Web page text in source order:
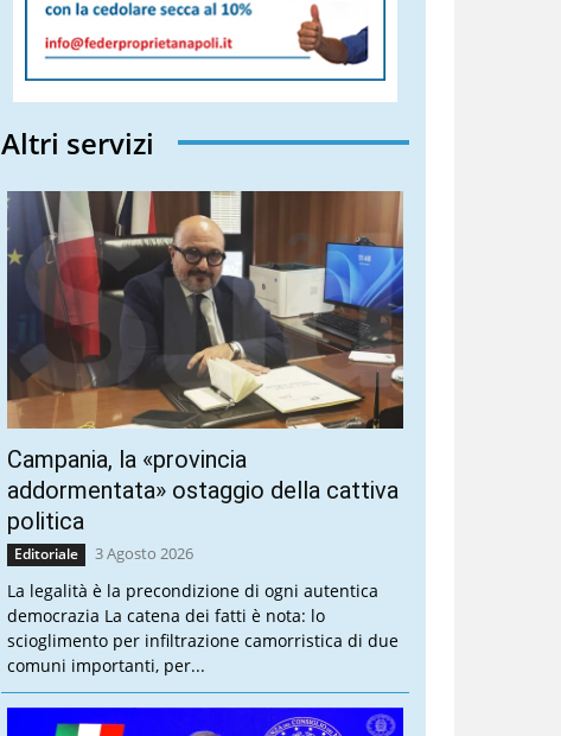
Altri servizi
Campania, la «provincia
addormentata» ostaggio della cattiva
politica
Editoriale 3 Agosto 2026
La legalità è la precondizione di ogni autentica
democrazia La catena dei fatti è nota: lo
scioglimento per infiltrazione camorristica di due
comuni importanti, per...